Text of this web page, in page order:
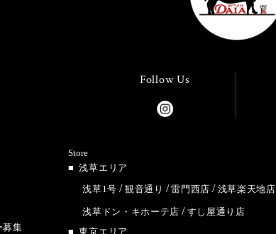
Follow Us
募集
Store
浅草エリア
浅草1号
観音通り 雷門西店 浅草楽天地店
浅草ドン・キホーテ店
すし屋通り店
東京エリア